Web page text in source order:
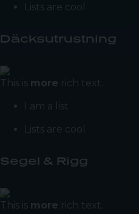
Lists are cool
Däcksutrustning
This is more rich text.
I am a list
Lists are cool
Segel & Rigg
This is more rich text.